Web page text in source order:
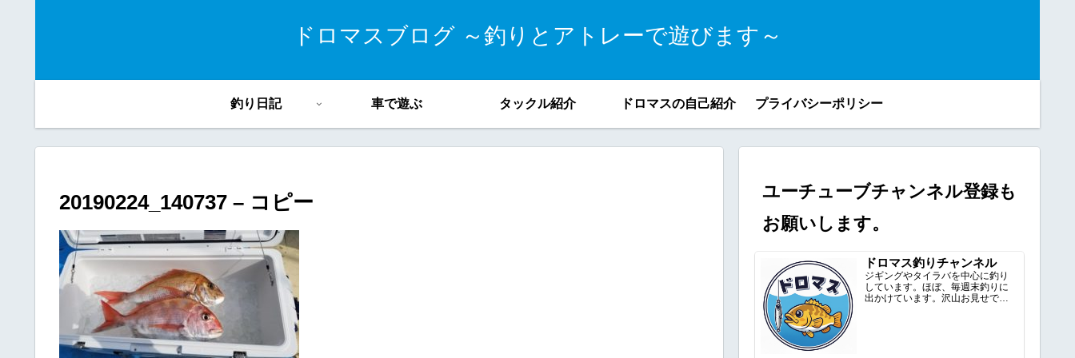
ドロマスブログ ～釣りとアトレーで遊びます～
釣り日記 車で遊ぶ タックル紹介 ドロマスの自己紹介 プライバシーポリシー
20190224_140737 – コピー
ユーチューブチャンネル登録も
お願いします。
ドロマス釣りチャンネル
ジギングやタイラバを中心に釣り
しています。ほぼ、毎週末釣りに
出かけています。沢山お見せでき